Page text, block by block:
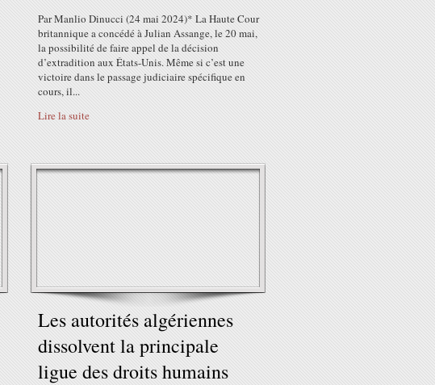
Par Manlio Dinucci (24 mai 2024)* La Haute Cour
britannique a concédé à Julian Assange, le 20 mai,
la possibilité de faire appel de la décision
d’extradition aux États-Unis. Même si c’est une
victoire dans le passage judiciaire spécifique en
cours, il...
Lire la suite
Les autorités algériennes
dissolvent la principale
ligue des droits humains